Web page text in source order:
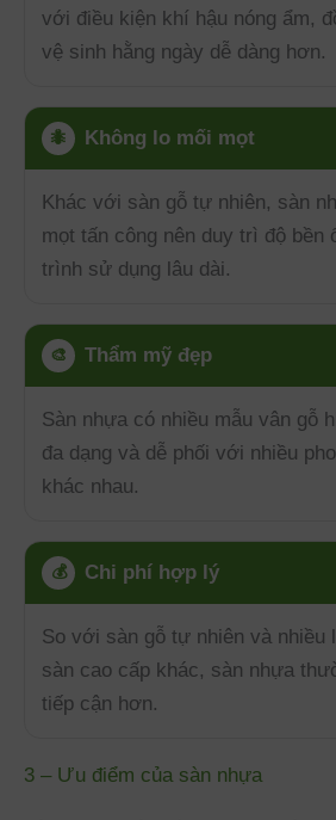
với điều kiện khí hậu nóng ẩm,
vệ sinh hằng ngày dễ dàng hơn.
🐜 Không lo mối mọt
Khác với sàn gỗ tự nhiên, sàn
mọt tấn công nên duy trì độ bền
trình sử dụng lâu dài.
🎨 Thẩm mỹ đẹp
Sàn nhựa có nhiều mẫu vân gỗ
đa dạng và dễ phối với nhiều
khác nhau.
💰 Chi phí hợp lý
So với sàn gỗ tự nhiên và nhiều
sàn cao cấp khác, sàn nhựa
tiếp cận hơn.
3 – Ưu điểm của sàn nhựa